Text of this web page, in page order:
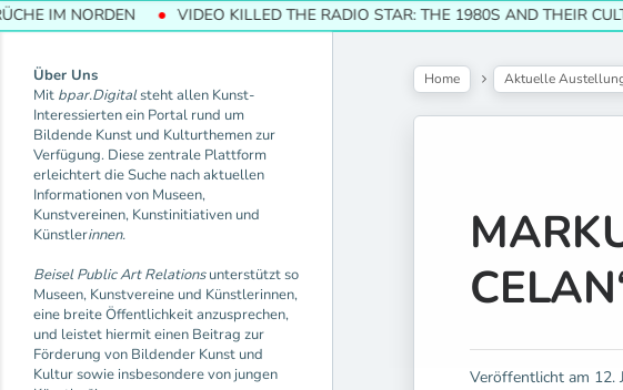
VIDEO KILLED THE RADIO STAR: THE 1980S AND THEIR CULTURAL
Über Uns
Mit bpar.Digitalsteht allen Kunst-
Interessierten ein Portal rund um
Bildende Kunst und Kulturthemen zur
Verfügung. Diese zentrale Plattform
erleichtert die Suche nach aktuellen
Informationen von Museen,
Kunstvereinen, Kunstinitiativen und
Künstlerinnen.
Beisel Public Art Relationsunterstützt so
Museen, Kunstvereine und Künstlerinnen,
eine breite Öffentlichkeit anzusprechen,
und leistet hiermit einen Beitrag zur
Förderung von Bildender Kunst und
Kultur sowie insbesondere von jungen
Home Aktuelle
Veröffentlicht am 12.